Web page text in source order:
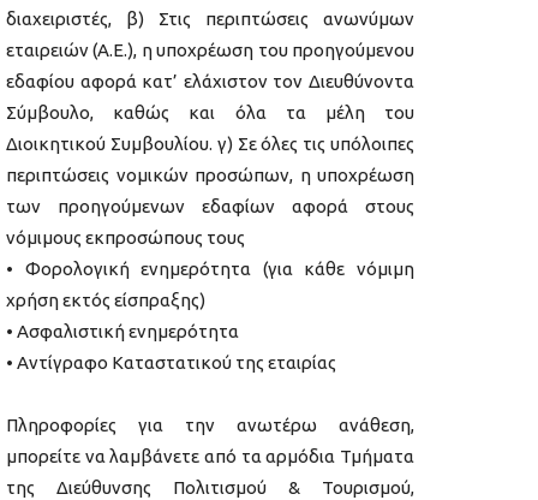
διαχειριστές, β) Στις περιπτώσεις ανωνύμων
εταιρειών (Α.Ε.), η υποχρέωση του προηγούμενου
εδαφίου αφορά κατ’ ελάχιστον τον Διευθύνοντα
Σύμβουλο, καθώς και όλα τα μέλη του
Διοικητικού Συμβουλίου. γ) Σε όλες τις υπόλοιπες
περιπτώσεις νομικών προσώπων, η υποχρέωση
των προηγούμενων εδαφίων αφορά στους
νόμιμους εκπροσώπους τους
• Φορολογική ενημερότητα (για κάθε νόμιμη
χρήση εκτός είσπραξης)
• Ασφαλιστική ενημερότητα
• Αντίγραφο Καταστατικού της εταιρίας
Πληροφορίες για την ανωτέρω ανάθεση,
μπορείτε να λαμβάνετε από τα αρμόδια Τμήματα
της Διεύθυνσης Πολιτισμού & Τουρισμού,